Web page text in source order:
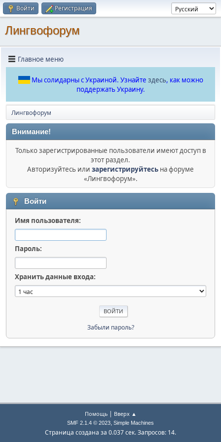
Войти Регистрация
Лингвофорум
Главное меню
Мы солидарны с Украиной. Узнайте здесь, как можно
поддержать Украину.
Лингвофорум
Внимание!
Только зарегистрированные пользователи имеют доступ в
этот раздел.
Авторизуйтесь или зарегистрируйтесь на форуме
«Лингвофорум».
Войти
Имя пользователя:
Пароль:
Хранить данные входа:
Забыли пароль?
Помощь| Вверх ▲
SMF 2.1.4 © 2023, Simple Machines
Страница создана за 0.037 сек. Запросов: 14.